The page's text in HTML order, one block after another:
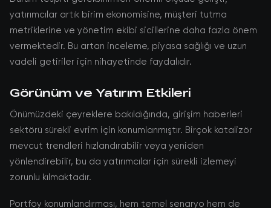
yatırımcılar artık birim ekonomisine, müşteri tutma
metriklerine ve yönetim ekibi sicillerine daha fazla önem
vermektedir. Bu artan inceleme, piyasa sağlığı ve uzun
vadeli getiriler için nihayetinde faydalıdır.
Görünüm ve Yatırım Etkileri
Önümüzdeki çeyreklere bakıldığında, girişim haberleri
sektörü sürekli evrim için konumlanmıştır. Birçok katalizör
mevcut trendleri hızlandırabilir veya yeniden
yönlendirebilir, bu da yatırımcılar için sürekli izlemeyi
zorunlu kılmaktadır.
Portföy konumlandırması, hem temel senaryo hem de